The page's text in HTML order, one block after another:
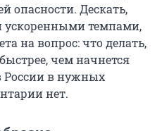
опасности. Дескать,
темпами,
на вопрос: что делать,
чем начнется
России в нужных
нет.